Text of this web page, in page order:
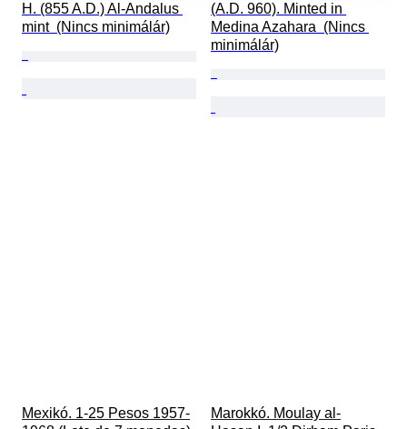
H. (855 A.D.) Al-Andalus
mint  (Nincs minimálár)
(A.D. 960). Minted in
Medina Azahara  (Nincs
minimálár)
Mexikó. 1-25 Pesos 1957-
Marokkó. Moulay al-